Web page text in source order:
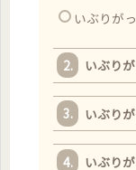
いぶりが
いぶり
いぶり
いぶり